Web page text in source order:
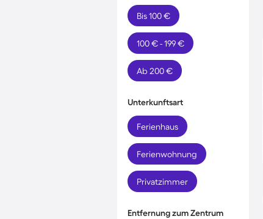
Bis 100 €
100 € - 199 €
Ab 200 €
Unterkunftsart
Ferienhaus
Ferienwohnung
Privatzimmer
Entfernung zum Zentrum